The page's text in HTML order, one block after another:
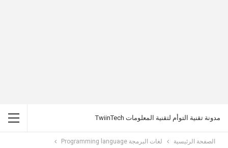
مدونة تقنية التوأم لتقنية المعلومات TwiinTech
الصفحة الرئيسية
لغات البرمجة Programming language